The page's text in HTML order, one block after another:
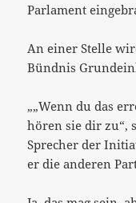
Parlament
An einer Stelle
Bündnis
„„Wenn du das
hören sie dir zu“,
Sprecher der
er die anderen